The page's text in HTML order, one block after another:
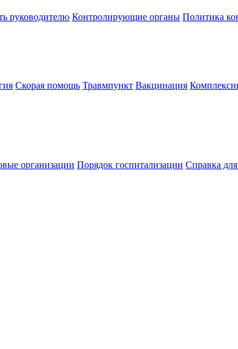
руководителю Контролирующие органы Политика
Скорая помощь Травмпункт Вакцинация
организации Порядок госпитализации Справка